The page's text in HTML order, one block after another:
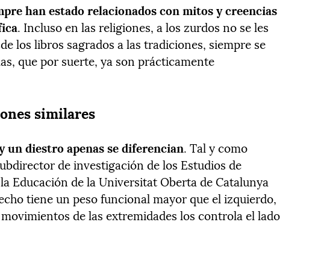
han estado relacionados con mitos y creencias
. Incluso en las religiones, a los zurdos no se les
los libros sagrados a las tradiciones, siempre se
que por suerte, ya son prácticamente
similares
un diestro apenas se diferencian. Tal y como
de investigación de los Estudios de
Educación de la Universitat Oberta de Catalunya
tiene un peso funcional mayor que el izquierdo,
de las extremidades los controla el lado